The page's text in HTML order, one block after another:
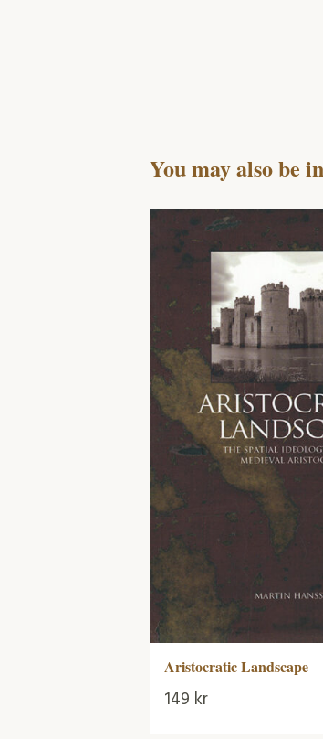
You may also be
Aristocratic Landscape
149 kr